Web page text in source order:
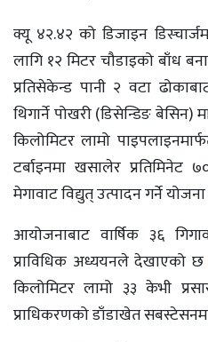
क्यू ४२.४२ को डिजाइन
लागि १२ मिटर चौडाइको बाँध
प्रतिसेकेन्ड पानी २ वटा
थिगार्ने पोखरी (डिसेन्डिङ बेसिन)
किलोमिटर लामो
टर्बाइनमा खसालेर प्रतिमिनेट
मेगावाट विद्युत् उत्पादन गर्ने
आयोजनाबाट वार्षिक ३६
प्राविधिक अध्ययनले देखाएको छ
किलोमिटर लामो ३३ केभी
प्राधिकरणको डाँडाखेत